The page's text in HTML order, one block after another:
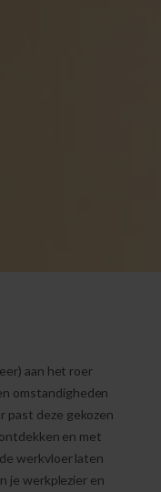
aan het roer
omstandigheden
past deze gekozen
en met
werkvloer laten
je werkplezier en